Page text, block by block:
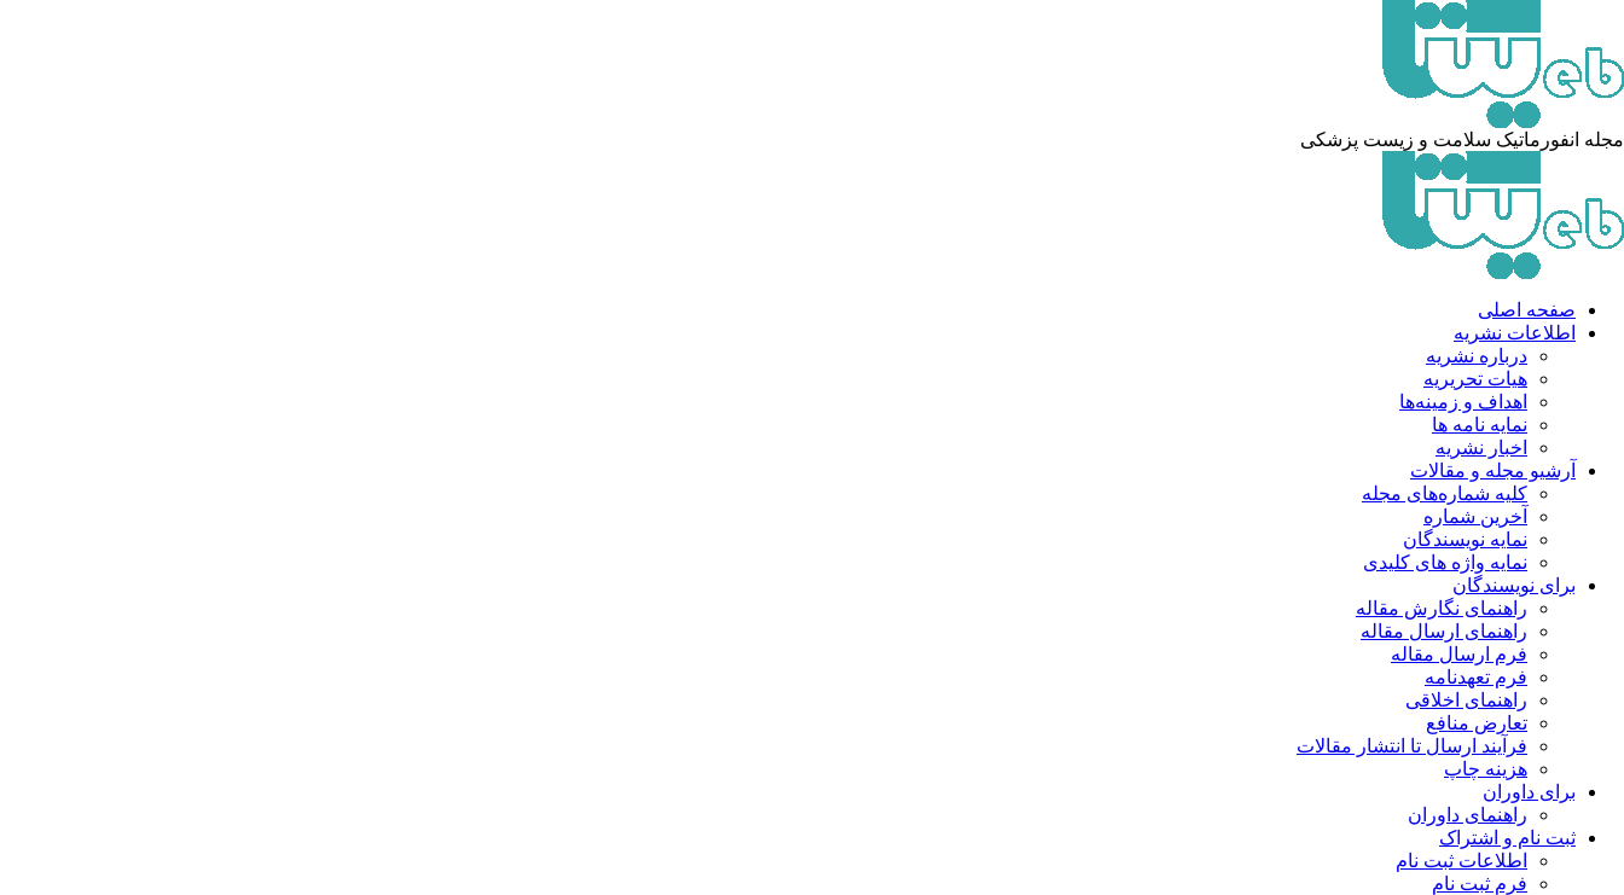
مجله انفورماتیک سلامت و زیست پزشکی
صفحه اصلی
اطلاعات نشریه
درباره نشریه
هیات تحریریه
اهداف و زمینه‌ها
نمایه نامه ها
اخبار نشریه
آرشیو مجله و مقالات
کلیه شماره‌های مجله
آخرین شماره
نمایه نویسندگان
نمایه واژه های کلیدی
برای نویسندگان
راهنمای نگارش مقاله
راهنمای ارسال مقاله
فرم ارسال مقاله
فرم تعهدنامه
راهنمای اخلاقی
تعارض منافع
فرآیند ارسال تا انتشار مقالات
هزینه چاپ
برای داوران
راهنمای داوران
ثبت نام و اشتراک
اطلاعات ثبت نام
فرم ثبت نام